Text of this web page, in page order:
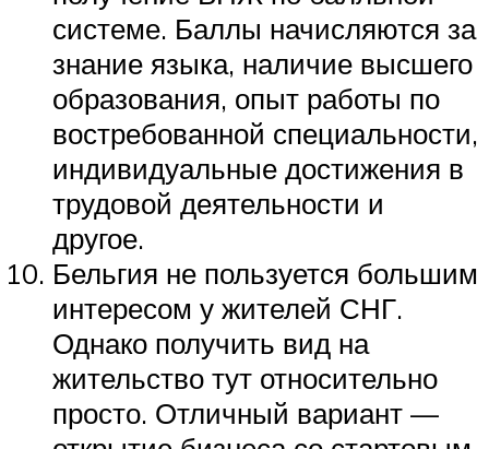
системе. Баллы начисляются за
знание языка, наличие высшего
образования, опыт работы по
востребованной специальности,
индивидуальные достижения в
трудовой деятельности и
другое.
Бельгия не пользуется большим
интересом у жителей СНГ.
Однако получить вид на
жительство тут относительно
просто. Отличный вариант —